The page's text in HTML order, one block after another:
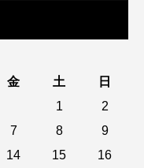
金 土
日
1
2
7 8
9
14 15
16